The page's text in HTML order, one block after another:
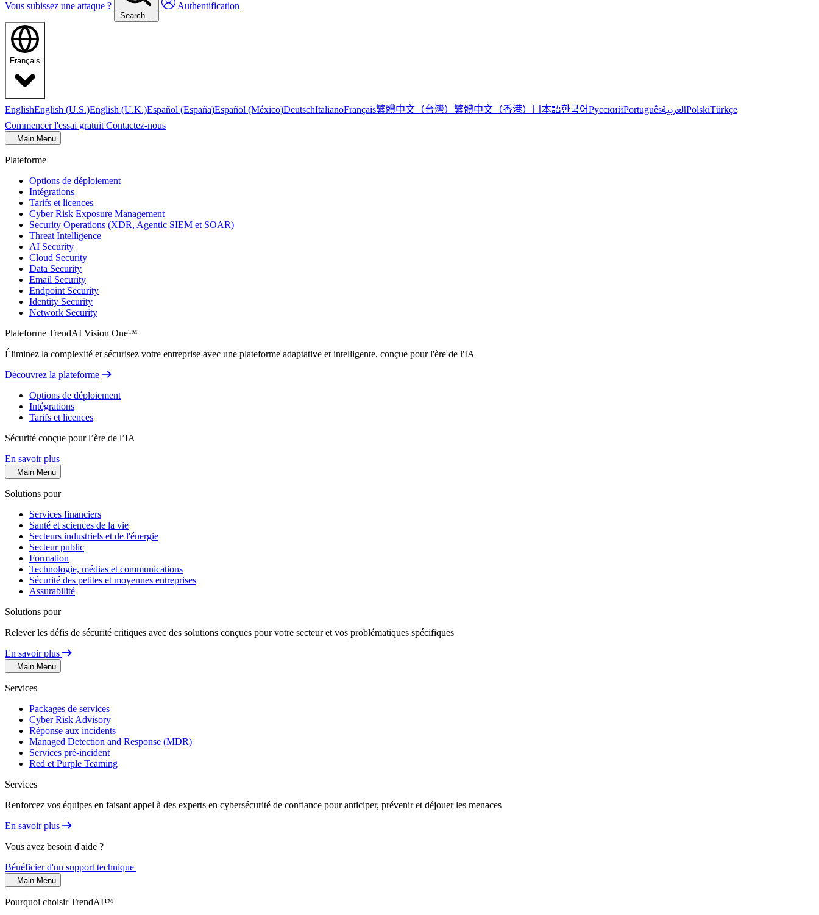
Vous subissez une attaque ?
Search…
Authentification
Français
EnglishEnglish (U.S.)English (U.K.)Español (España)Español (México)DeutschItalianoFrançais繁體中文（台灣） 繁體中文（香港） 日本語한국어РусскийPortuguêsالعربيةPolskiTürkçe
Commencer l'essai gratuit Contactez-nous
Main Menu
Plateforme
Options de déploiement
Intégrations
Tarifs et licences
Cyber Risk Exposure Management
Security Operations (XDR, Agentic SIEM et SOAR)
Threat Intelligence
AI Security
Cloud Security
Data Security
Email Security
Endpoint Security
Identity Security
Network Security
Plateforme TrendAI Vision One™
Éliminez la complexité et sécurisez votre entreprise avec une plateforme adaptative et intelligente, conçue pour l'ère de l'IA
Découvrez la plateforme
Options de déploiement
Intégrations
Tarifs et licences
Sécurité conçue pour l’ère de l’IA
En savoir plus
Main Menu
Solutions pour
Services financiers
Santé et sciences de la vie
Secteurs industriels et de l'énergie
Secteur public
Formation
Technologie, médias et communications
Sécurité des petites et moyennes entreprises
Assurabilité
Solutions pour
Relever les défis de sécurité critiques avec des solutions conçues pour votre secteur et vos problématiques spécifiques
En savoir plus
Main Menu
Services
Packages de services
Cyber Risk Advisory
Réponse aux incidents
Managed Detection and Response (MDR)
Services pré-incident
Red et Purple Teaming
Services
Renforcez vos équipes en faisant appel à des experts en cybersécurité de confiance pour anticiper, prévenir et déjouer les menaces
En savoir plus
Vous avez besoin d'aide ?
Bénéficier d'un support technique
Main Menu
Pourquoi choisir TrendAI™